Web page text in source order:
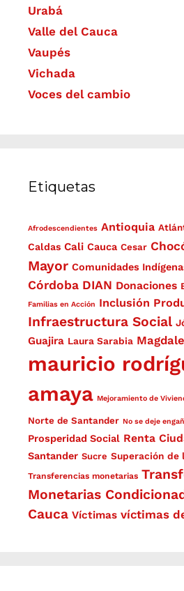
Urabá
Valle del Cauca
Vaupés
Vichada
Voces del cambio
Etiquetas
Afrodescendientes Antioquia
Caldas Cali Cauca Cesar
Mayor Comunidades
Córdoba DIAN Donaciones
Familias en Acción Inclusión
Infraestructura Social
Guajira Laura Sarabia
mauricio
amaya Mejoramiento de
Norte de Santander No se deje
Prosperidad Social Renta
Santander Sucre Superación de
Transferencias monetarias
Monetarias
Cauca Víctimas víctimas